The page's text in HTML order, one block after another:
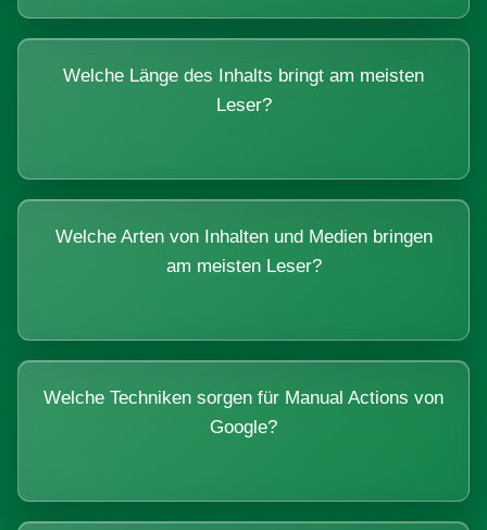
Welche Länge des Inhalts bringt am meisten
Leser?
Welche Arten von Inhalten und Medien bringen
am meisten Leser?
Welche Techniken sorgen für Manual Actions von
Google?